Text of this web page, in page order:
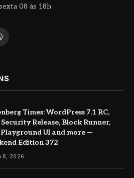
08 às 18h
Times: WordPress 7.1 RC,
Security Release, Block Runner,
UI and more —
Edition 372
8, 2026